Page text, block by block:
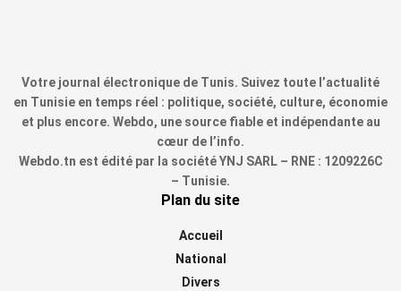
Votre journal électronique de Tunis. Suivez toute l’actualité
en Tunisie en temps réel : politique, société, culture, économie
et plus encore. Webdo, une source fiable et indépendante au
cœur de l’info.
Webdo.tn est édité par la société YNJ SARL – RNE : 1209226C
– Tunisie.
Plan du site
Accueil
National
Divers